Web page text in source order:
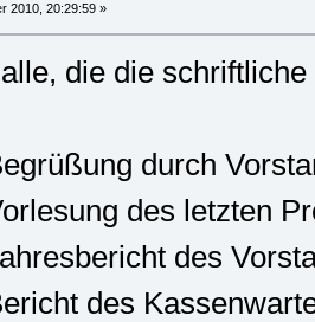
2010, 20:29:59 »
die die
durch
des letzten
des
des